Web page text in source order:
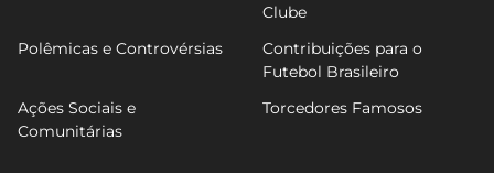
Clube
Polêmicas e Controvérsias
Contribuições para o
Futebol Brasileiro
Ações Sociais e
Comunitárias
Torcedores Famosos